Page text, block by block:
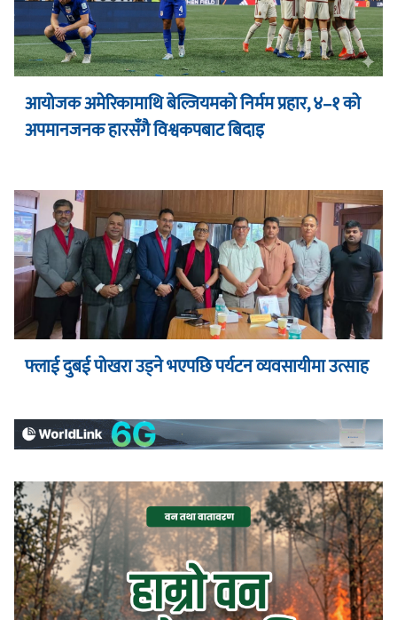
आयोजक अमेरिकामाथि बेल्जियमको निर्मम प्रहार, ४–१ को
अपमानजनक हारसँगै विश्वकपबाट बिदाइ
फ्लाई दुबई पोखरा उड्ने भएपछि पर्यटन व्यवसायीमा उत्साह